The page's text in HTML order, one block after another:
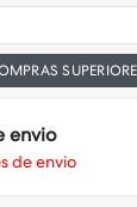
envio
de envio